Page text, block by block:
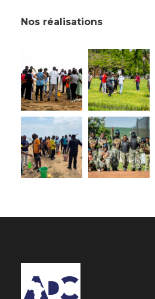
Nos réalisations